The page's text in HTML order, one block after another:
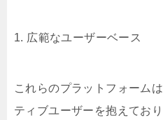
1. 広範なユーザーベース
これらのプラットフォーム
ティブユーザーを抱えてお